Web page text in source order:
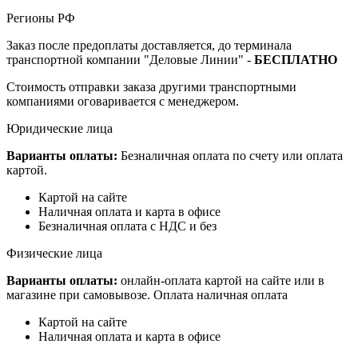
Регионы РФ
Заказ после предоплаты доставляется, до терминала
транспортной компании "Деловые Линии" - БЕСПЛАТНО
Стоимость отправки заказа другими транспортными
компаниями оговаривается с менеджером.
Юридические лица
Варианты оплаты: Безналичная оплата по счету или оплата
картой.
Картой на сайте
Наличная оплата и карта в офисе
Безналичная оплата с НДС и без
Физические лица
Варианты оплаты: онлайн-оплата картой на сайте или в
магазине при самовывозе. Оплата наличная оплата
Картой на сайте
Наличная оплата и карта в офисе